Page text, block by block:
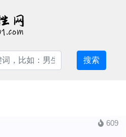
搜索
609